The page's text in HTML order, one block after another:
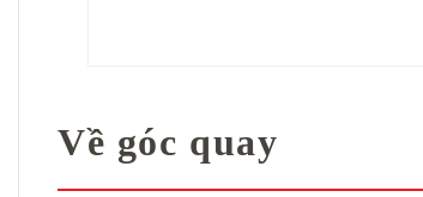
Về góc quay